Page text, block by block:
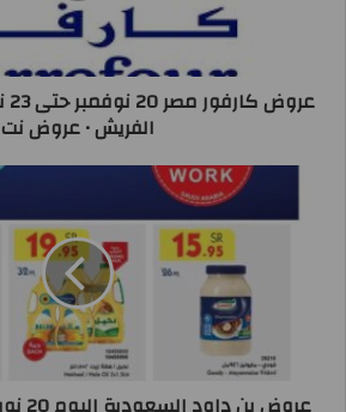
الفريش • عروض نت